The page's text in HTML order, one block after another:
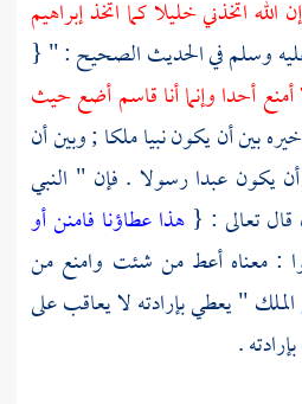
إن الله اتخذني خليلا كما اتخذإبراهيم
وسلم في الحديث الصحيح : " {
أمنع أحدا وإنما أنا قاسم أضع حيث
بين أن يكون نبيا ملكا ; وبين أن
يكون عبدا رسولا . فإن " النبي
قال تعالى : {هذا عطاؤنا فامنن أو
: معناه أعط من شئت وامنع من
" يعطي بإرادته لا يعاقب على
.